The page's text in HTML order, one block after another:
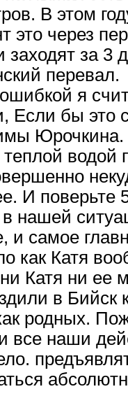
В этом
это через
заходят за
перевал.
я
Если бы
водой
И поверьте
нашей
и самое
как Катя
Катя ни ее
в
родных.
все наши